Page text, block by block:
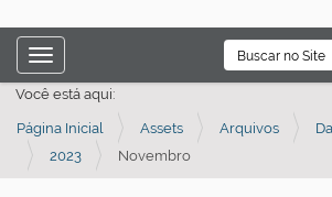
Toggle navigation
Você está aqui:
Página Inicial Assets Arquivos
2023
Novembro